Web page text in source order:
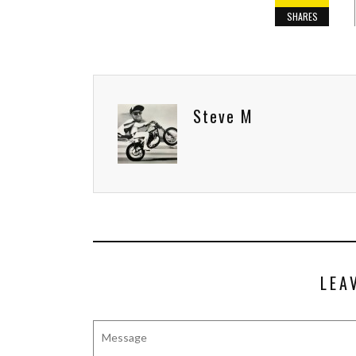
SHARES
Steve M